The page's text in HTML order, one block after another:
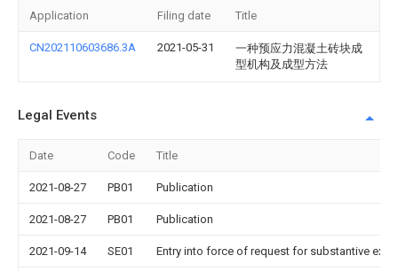
Application Filing date Title
CN202110603686.3A 2021-05-31
一种预应力混凝土砖块成
型机构及成型方法
Legal Events
Date Code Title
2021-08-27 PB01 Publication
2021-08-27 PB01 Publication
2021-09-14 SE01 Entry into force of request for substantive